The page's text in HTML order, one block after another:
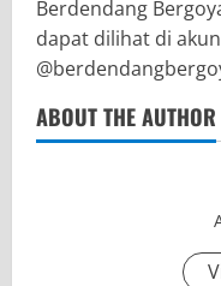
Berdendang
dapat dilihat di
ABOUT THE AUTHOR